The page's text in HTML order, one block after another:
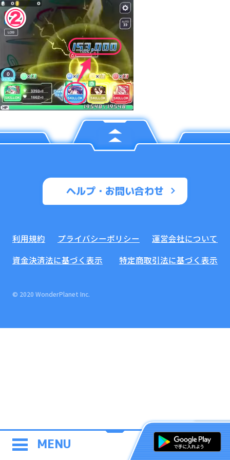
MENU
ヘルプ・お問い合わせ
利用規約 プライバシーポリシー
運営会社について
資金決済法に基づく表示
特定商取引法に基づく表示
© 2020 WonderPlanet Inc.